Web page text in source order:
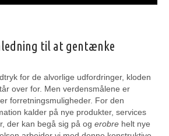
til at gentænke
for de alvorlige udfordringer, kloden
over for. Men verdensmålene er
forretningsmuligheder. For den
kalder på nye produkter, services
der kan begå sig på og erobre helt nye